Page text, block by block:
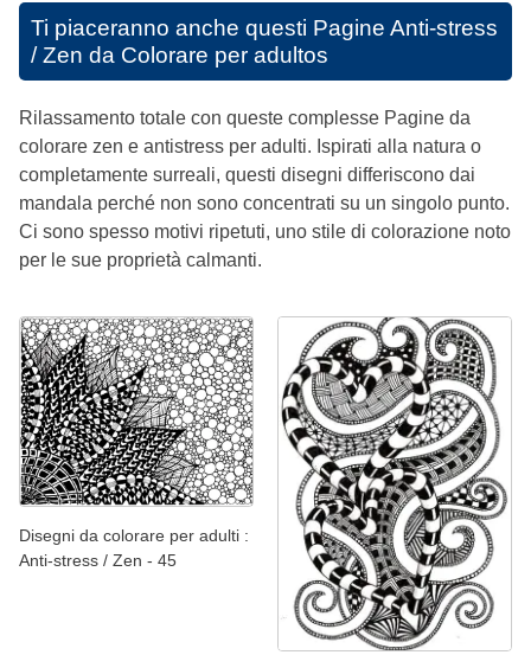
Ti piaceranno anche questi Pagine Anti-stress
/ Zen da Colorare per adultos
Rilassamento totale con queste complesse Pagine da
colorare zen e antistress per adulti. Ispirati alla natura o
completamente surreali, questi disegni differiscono dai
mandala perché non sono concentrati su un singolo punto.
Ci sono spesso motivi ripetuti, uno stile di colorazione noto
per le sue proprietà calmanti.
Disegni da colorare per adulti :
Anti-stress / Zen - 45